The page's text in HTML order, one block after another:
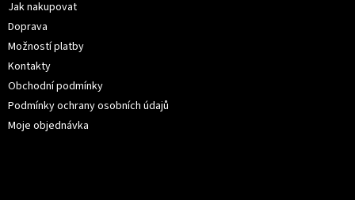
Jak nakupovat
Doprava
Možností platby
Kontakty
Obchodní podmínky
Podmínky ochrany osobních údajů
Moje objednávka